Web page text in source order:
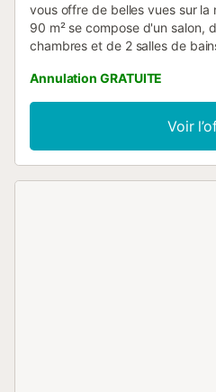
vous offre de belles vues sur
90 m² se compose d'un salon,
chambres et de 2 salles de
incluent le Wi-Fi, la télévision, la
ventilateur et un lave-linge. Un
disponible. L'immeuble où se
d'un ascenseur. Pendant votre
recommande de visiter La
Annulation GRATUITE
Voir